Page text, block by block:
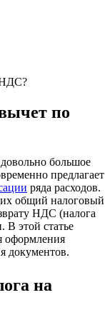
НДС?
по
большое
предлагает
ряда расходов.
общий налоговый
НДС (налога
В этой статье
оформления
документов.
на